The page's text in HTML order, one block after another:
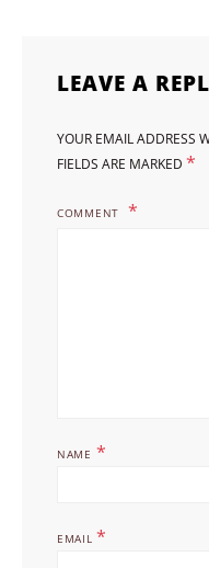
LEAVE A
YOUR EMAIL ADDRESS
FIELDS ARE MARKED *
COMMENT
NAME *
EMAIL *